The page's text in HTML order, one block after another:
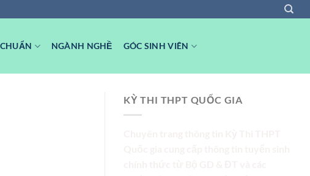
NGÀNH NGHỀ GÓC SINH VIÊN
KỲ THI THPT QUỐC GIA